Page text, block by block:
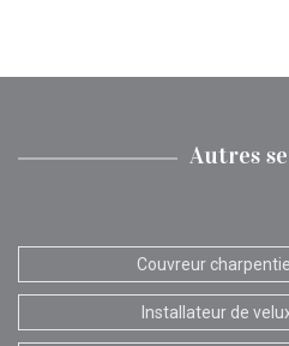
Autres
Couvreur
Installateur de